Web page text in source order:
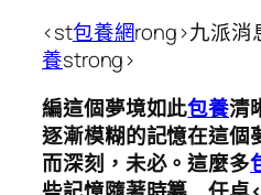
<st包養網rong>九派
養strong>
編這個夢境如此包養清
逐漸模糊的記憶在這個
而深刻，未必。這麼多